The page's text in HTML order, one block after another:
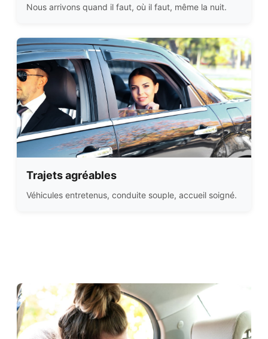
Nous arrivons quand il faut, où il faut, même la nuit.
Trajets agréables
Véhicules entretenus, conduite souple, accueil soigné.